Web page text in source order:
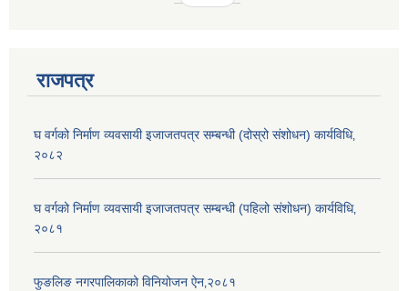
राजपत्र
घ वर्गको निर्माण व्यवसायी इजाजतपत्र सम्बन्धी (दोस्रो संशोधन) कार्यविधि‚
२०८२
घ वर्गको निर्माण व्यवसायी इजाजतपत्र सम्बन्धी (पहिलो संशोधन) कार्यविधि‚
२०८१
फुङलिङ नगरपालिकाको विनियोजन ऐन‚२०८१